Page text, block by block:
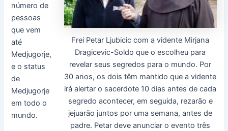
Frei Petar Ljubicic com a vidente Mirjana
Dragicevic-Soldo que o escolheu para
revelar seus segredos para o mundo. Por
30 anos, os dois têm mantido que a vidente
irá alertar o sacerdote 10 dias antes de cada
segredo acontecer, em seguida, rezarão e
jejuarão juntos por uma semana, antes de
padre. Petar deve anunciar o evento três
número de
pessoas
que vem
até
Medjugorje,
e o status
de
Medjugorje
em todo o
mundo.